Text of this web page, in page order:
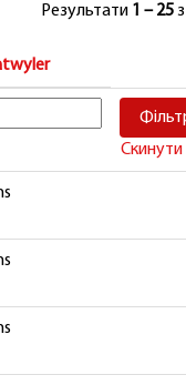
Результати 1 – 25з
Скинути